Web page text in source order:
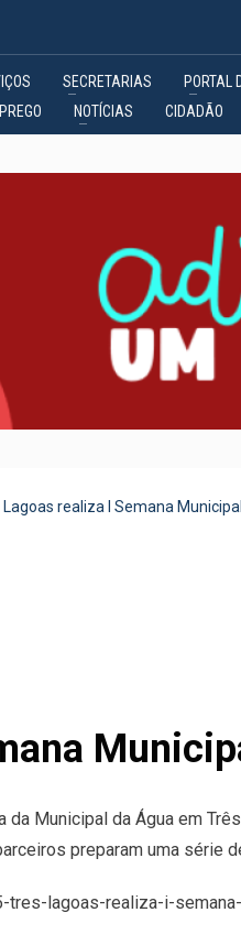
SECRETARIAS PORTAL
NOTÍCIAS CIDADÃO
Lagoas realiza I Semana
da Municipal da Água em
preparam uma série
lagoas-realiza-i-